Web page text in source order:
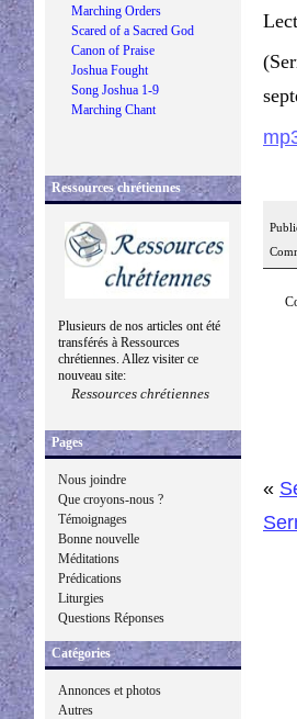
Marching Orders
Scared of a Sacred God
Canon of Praise
Joshua Fought
Song Joshua 1-9
Marching Chant
Ressources chrétiennes
Plusieurs de nos articles ont été
transférés à Ressources
chrétiennes. Allez visiter ce
nouveau site:
Ressources chrétiennes
Pages
Nous joindre
Que croyons-nous ?
Témoignages
Bonne nouvelle
Méditations
Prédications
Liturgies
Questions Réponses
Catégories
Annonces et photos
Autres
«